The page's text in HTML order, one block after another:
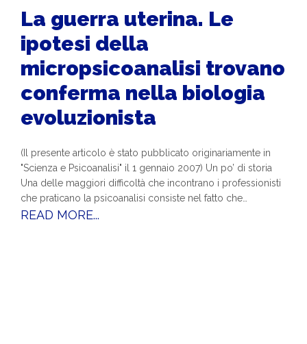
La guerra uterina. Le
ipotesi della
micropsicoanalisi trovano
conferma nella biologia
evoluzionista
(Il presente articolo è stato pubblicato originariamente in
"Scienza e Psicoanalisi" il 1 gennaio 2007) Un po’ di storia
Una delle maggiori difficoltà che incontrano i professionisti
che praticano la psicoanalisi consiste nel fatto che…
READ MORE...